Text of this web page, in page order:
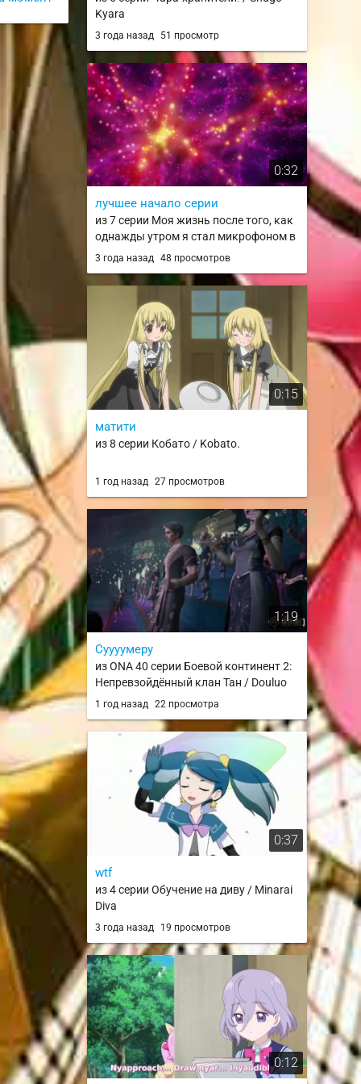
Kyara
3 года назад 51 просмотр
0:32
лучшее начало серии
из 7 серии Моя жизнь после того, как
однажды утром я стал микрофоном в
голове манекена / Aru Asa Dummy
3 года назад 48 просмотров
0:15
матити
из 8 серии Кобато / Kobato.
1 год назад 27 просмотров
1:19
Суууумеру
из ONA 40 серии Боевой континент 2:
Непревзойдённый клан Тан / Douluo
Dalu II: Jueshi Tangmen
1 год назад 22 просмотра
0:37
wtf
из 4 серии Обучение на диву / Minarai
Diva
3 года назад 19 просмотров
0:12